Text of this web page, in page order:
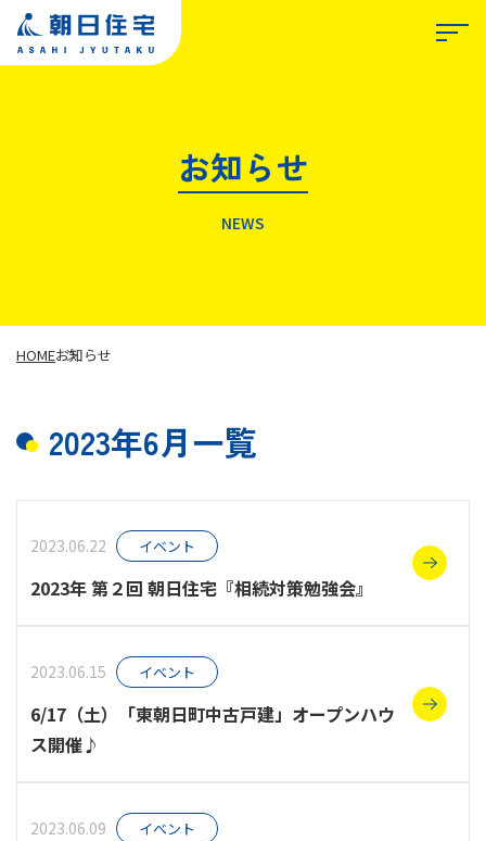
私たちが選ばれる理由
事業紹介
お知らせ
NEWS
HOMEお知らせ
2023年6月一覧
2023.06.22 イベント
2023年 第２回 朝日住宅『相続対策勉強会』
2023.06.15 イベント
6/17（土）「東朝日町中古戸建」オープンハウ
ス開催♪
2023.06.09 イベント